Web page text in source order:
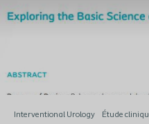
Interventional Urology Étude